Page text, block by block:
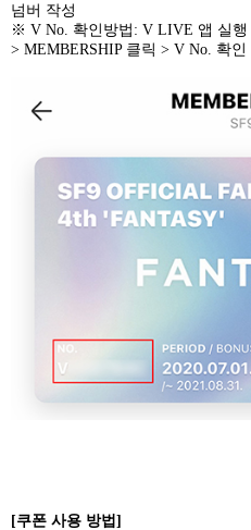
넘버 작성
※ V No. 확인방법 : V LIVE 앱 실행
> MEMBERSHIP 클릭 > V No. 확인
[쿠폰 사용 방법 ]